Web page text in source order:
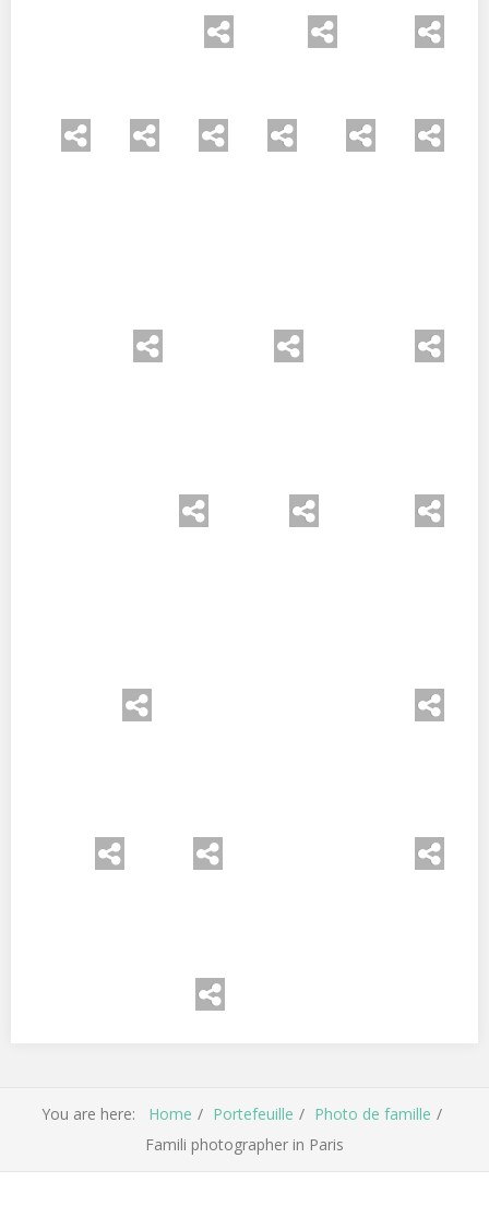
You are here: Home Portefeuille
Photo de famille
Famili photographer in Paris